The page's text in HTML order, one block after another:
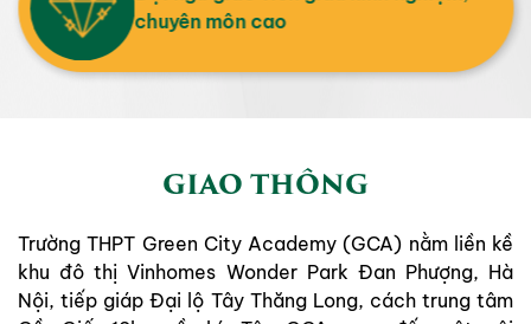
chuyên môn cao
GIAO THÔNG
Trường THPT Green City Academy (GCA) nằm liền kề
khu đô thị Vinhomes Wonder Park Đan Phượng, Hà
Nội, tiếp giáp Đại lộ Tây Thăng Long, cách trung tâm